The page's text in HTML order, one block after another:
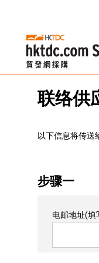
联络供
以下信息将传送
步骤一
电邮地址(填